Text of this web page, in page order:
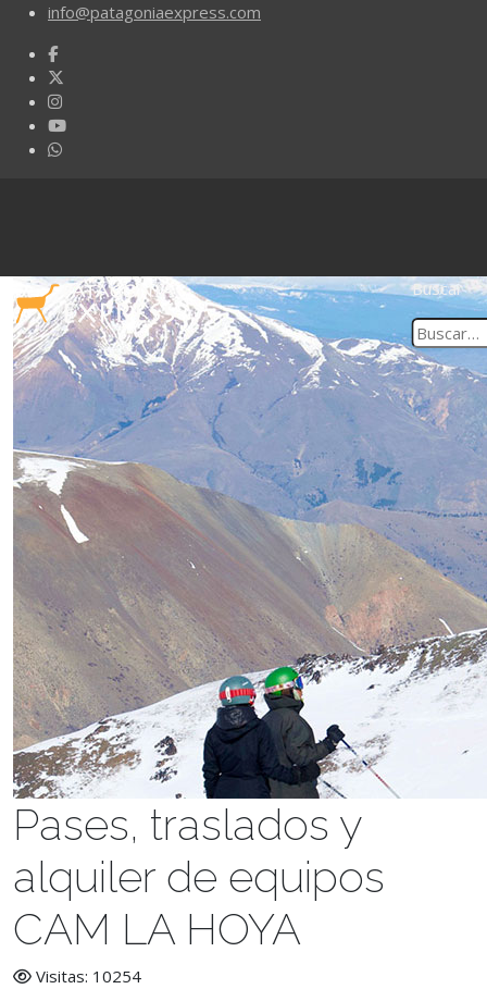
info@patagoniaexpress.com
Buscar
Pases, traslados y
alquiler de equipos
CAM LA HOYA
Visitas: 10254